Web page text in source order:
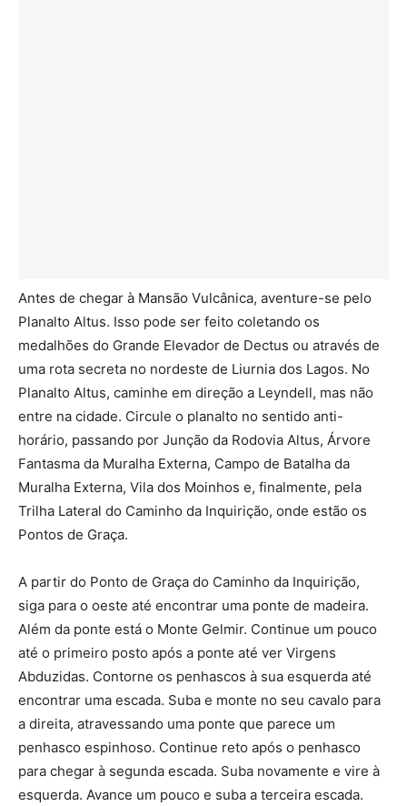
Antes de chegar à Mansão Vulcânica, aventure-se pelo
Planalto Altus. Isso pode ser feito coletando os
medalhões do Grande Elevador de Dectus ou através de
uma rota secreta no nordeste de Liurnia dos Lagos. No
Planalto Altus, caminhe em direção a Leyndell, mas não
entre na cidade. Circule o planalto no sentido anti-
horário, passando por Junção da Rodovia Altus, Árvore
Fantasma da Muralha Externa, Campo de Batalha da
Muralha Externa, Vila dos Moinhos e, finalmente, pela
Trilha Lateral do Caminho da Inquirição, onde estão os
Pontos de Graça.
A partir do Ponto de Graça do Caminho da Inquirição,
siga para o oeste até encontrar uma ponte de madeira.
Além da ponte está o Monte Gelmir. Continue um pouco
até o primeiro posto após a ponte até ver Virgens
Abduzidas. Contorne os penhascos à sua esquerda até
encontrar uma escada. Suba e monte no seu cavalo para
a direita, atravessando uma ponte que parece um
penhasco espinhoso. Continue reto após o penhasco
para chegar à segunda escada. Suba novamente e vire à
esquerda. Avance um pouco e suba a terceira escada.